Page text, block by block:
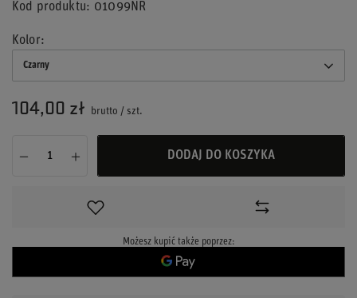
Kod produktu
01099NR
Kolor
Czarny
104,00 zł brutto / szt.
DODAJ DO KOSZYKA
Możesz kupić także poprzez: